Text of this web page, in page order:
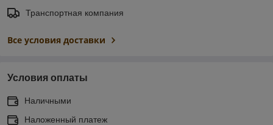
Транспортная компания
Все условия доставки
Условия оплаты
Наличными
Наложенный платеж